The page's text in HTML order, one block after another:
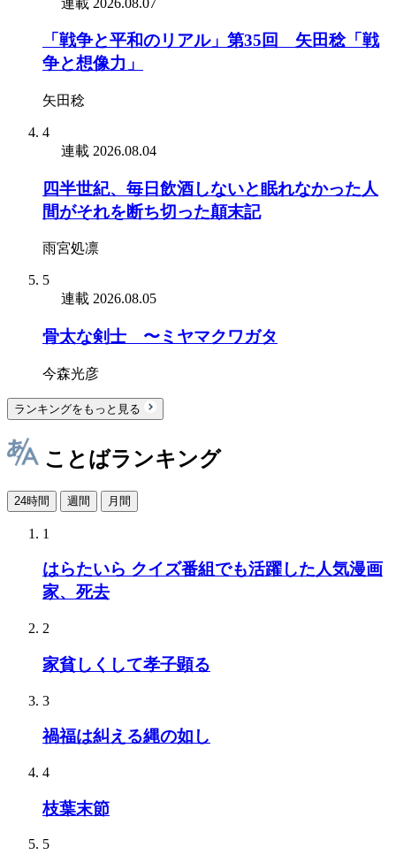
「戦争と平和のリアル」第35回 矢田稔「戦
争と想像力」
矢田稔
4
連載 2026.08.04
四半世紀、毎日飲酒しないと眠れなかった人
間がそれを断ち切った顛末記
雨宮処凛
5
連載 2026.08.05
骨太な剣士 〜ミヤマクワガタ
今森光彦
ランキングをもっと見る
ことばランキング
24時間 週間 月間
1
はらたいら クイズ番組でも活躍した人気漫画
家、死去
2
家貧しくして孝子顕る
3
禍福は糾える縄の如し
4
枝葉末節
5